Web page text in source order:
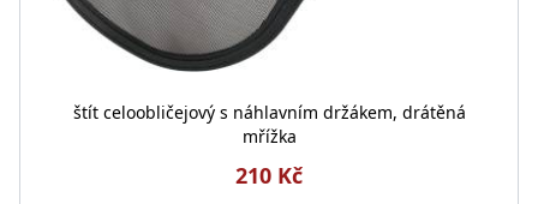
štít celoobličejový s náhlavním držákem, drátěná
mřížka
210 Kč